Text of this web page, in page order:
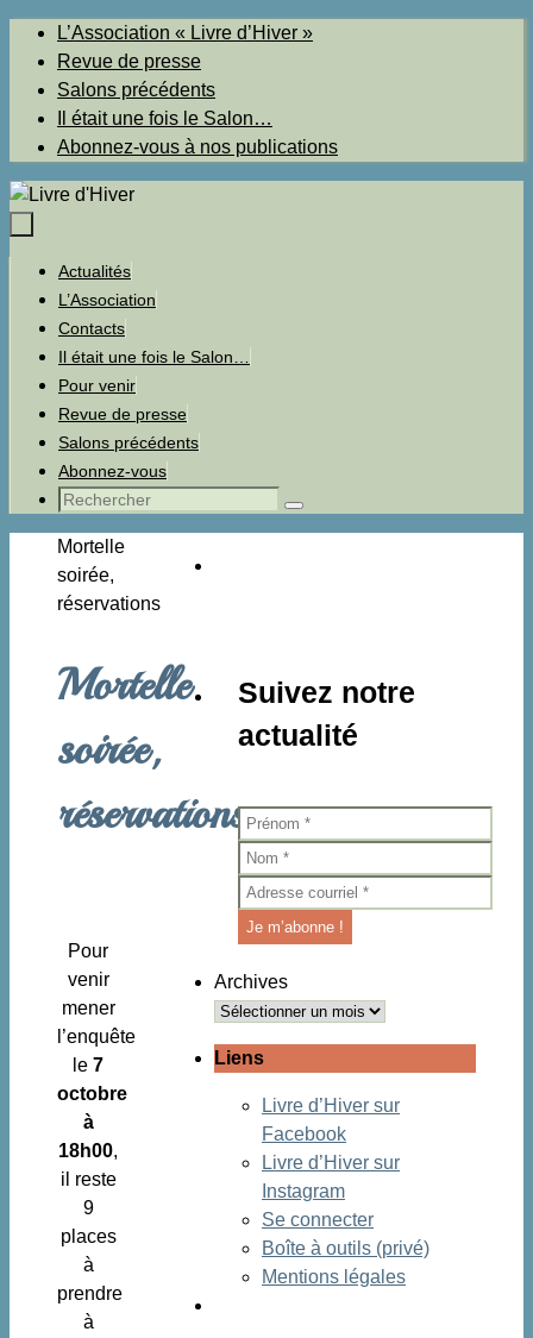
Passer
contenu
L’Association « Livre d’Hiver »
Revue de presse
Salons précédents
Il était une fois le Salon…
Abonnez-vous à nos publications
Passer
contenu
Actualités
L’Association
Contacts
Il était une fois le Salon…
Pour venir
Revue de presse
Salons précédents
Abonnez-vous
Recherche
:
Rechercher
Accueil
Mortelle
soirée,
réservations
Mortelle
soirée,
réservations
Pour
venir
mener
l’enquête
le 7
octobre
à
18h00,
il reste
9
places
à
prendre
à
Suivez notre
actualité
Archives
Liens
Livre d’Hiver sur
Facebook
Livre d’Hiver sur
Instagram
Se connecter
Boîte à outils (privé)
Mentions légales